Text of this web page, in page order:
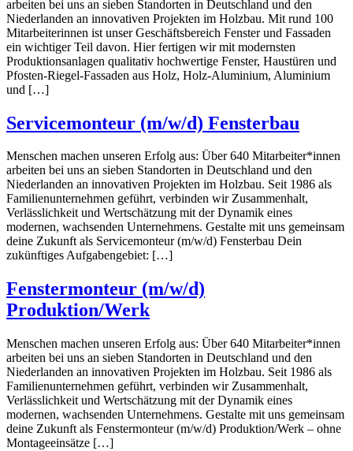
arbeiten bei uns an sieben Standorten in Deutschland und den
Niederlanden an innovativen Projekten im Holzbau. Mit rund 100
Mitarbeiterinnen ist unser Geschäftsbereich Fenster und Fassaden
ein wichtiger Teil davon. Hier fertigen wir mit modernsten
Produktionsanlagen qualitativ hochwertige Fenster, Haustüren und
Pfosten-Riegel-Fassaden aus Holz, Holz-Aluminium, Aluminium
und […]
Servicemonteur (m/w/d) Fensterbau
Menschen machen unseren Erfolg aus: Über 640 Mitarbeiter*innen
arbeiten bei uns an sieben Standorten in Deutschland und den
Niederlanden an innovativen Projekten im Holzbau. Seit 1986 als
Familienunternehmen geführt, verbinden wir Zusammenhalt,
Verlässlichkeit und Wertschätzung mit der Dynamik eines
modernen, wachsenden Unternehmens. Gestalte mit uns gemeinsam
deine Zukunft als Servicemonteur (m/w/d) Fensterbau Dein
zukünftiges Aufgabengebiet: […]
Fenstermonteur (m/w/d)
Produktion/Werk
Menschen machen unseren Erfolg aus: Über 640 Mitarbeiter*innen
arbeiten bei uns an sieben Standorten in Deutschland und den
Niederlanden an innovativen Projekten im Holzbau. Seit 1986 als
Familienunternehmen geführt, verbinden wir Zusammenhalt,
Verlässlichkeit und Wertschätzung mit der Dynamik eines
modernen, wachsenden Unternehmens. Gestalte mit uns gemeinsam
deine Zukunft als Fenstermonteur (m/w/d) Produktion/Werk – ohne
Montageeinsätze […]